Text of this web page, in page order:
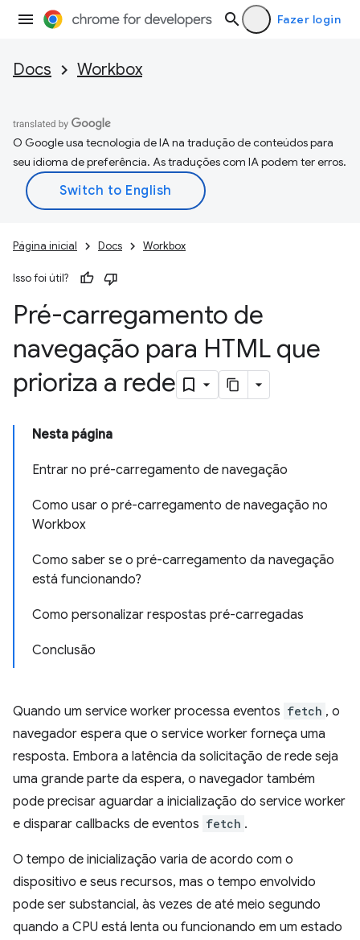
Fazer login
Docs Workbox
O Google usa tecnologia de IA na tradução de conteúdos para
seu idioma de preferência. As traduções com IA podem ter erros.
Página inicial Docs Workbox
Isso foi útil?
Pré-carregamento de
navegação para HTML que
prioriza a rede
Nesta página
Entrar no pré-carregamento de navegação
Como usar o pré-carregamento de navegação no
Workbox
Como saber se o pré-carregamento da navegação
está funcionando?
Como personalizar respostas pré-carregadas
Conclusão
Quando um service worker processa eventos fetch , o
navegador espera que o service worker forneça uma
resposta. Embora a latência da solicitação de rede seja
uma grande parte da espera, o navegador também
pode precisar aguardar a inicialização do service worker
e disparar callbacks de eventos fetch .
O tempo de inicialização varia de acordo com o
dispositivo e seus recursos, mas o tempo envolvido
pode ser substancial, às vezes de até meio segundo
quando a CPU está lenta ou funcionando em um estado